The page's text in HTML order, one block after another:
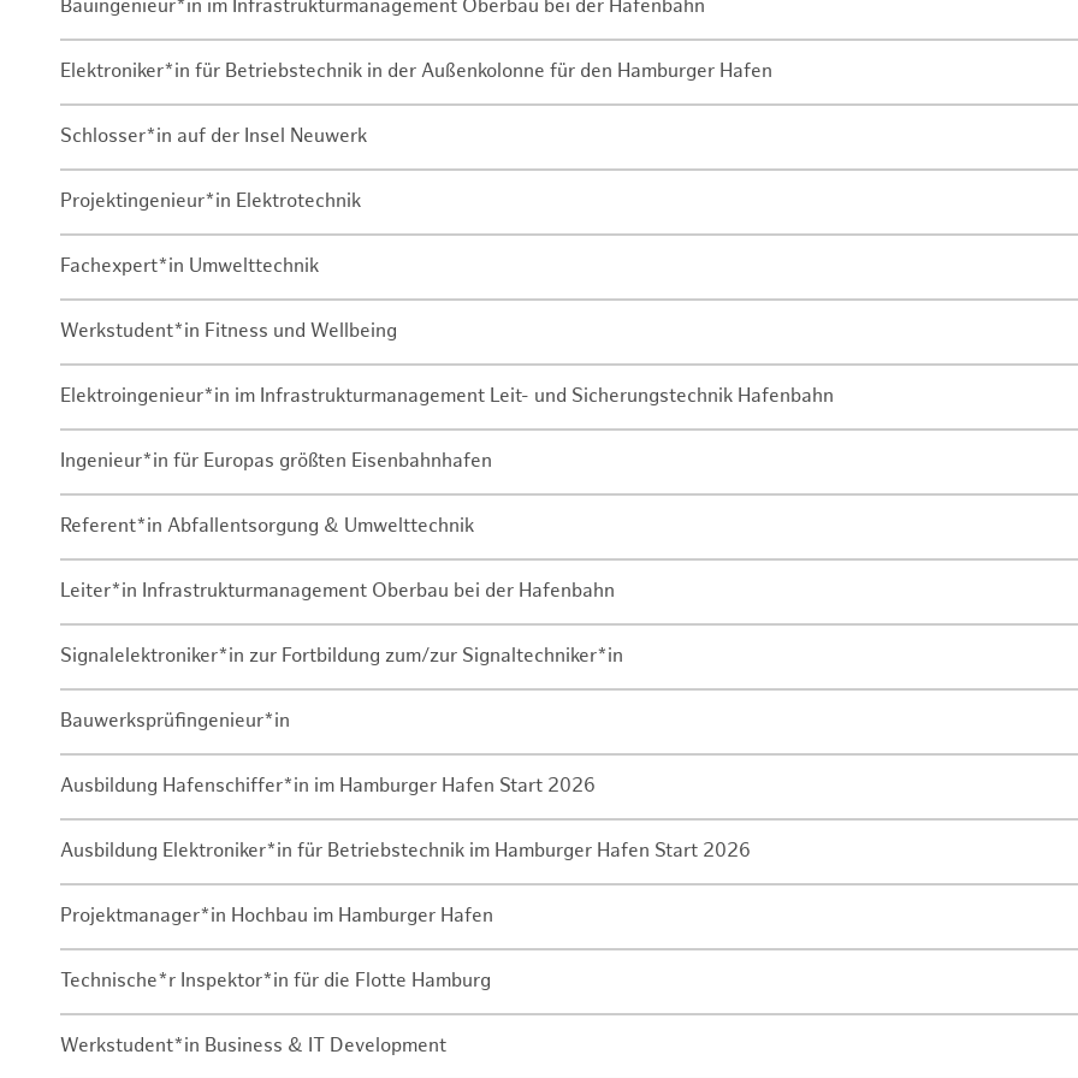
Bauingenieur*in im Infrastrukturmanagement Oberbau bei der Hafenbahn
Elektroniker*in für Betriebstechnik in der Außenkolonne für den Hamburger Hafen
Schlosser*in auf der Insel Neuwerk
Projektingenieur*in Elektrotechnik
Fachexpert*in Umwelttechnik
Werkstudent*in Fitness und Wellbeing
Elektroingenieur*in im Infrastrukturmanagement Leit- und Sicherungstechnik Hafenbahn
Ingenieur*in für Europas größten Eisenbahnhafen
Referent*in Abfallentsorgung & Umwelttechnik
Leiter*in Infrastrukturmanagement Oberbau bei der Hafenbahn
Signalelektroniker*in zur Fortbildung zum/zur Signaltechniker*in
Bauwerksprüfingenieur*in
Ausbildung Hafenschiffer*in im Hamburger Hafen Start 2026
Ausbildung Elektroniker*in für Betriebstechnik im Hamburger Hafen Start 2026
Projektmanager*in Hochbau im Hamburger Hafen
Technische*r Inspektor*in für die Flotte Hamburg
Werkstudent*in Business & IT Development